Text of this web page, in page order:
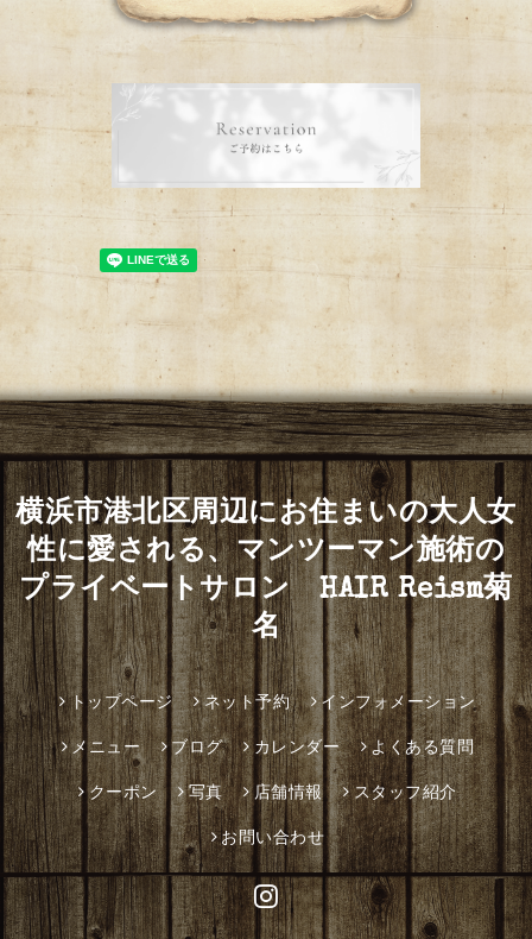
横浜市港北区周辺にお住まいの大人女
性に愛される、マンツーマン施術の
プライベートサロン HAIR Reism菊
名
トップページ ネット予約 インフォメーション
メニュー ブログ カレンダー よくある質問
クーポン 写真 店舗情報 スタッフ紹介
お問い合わせ